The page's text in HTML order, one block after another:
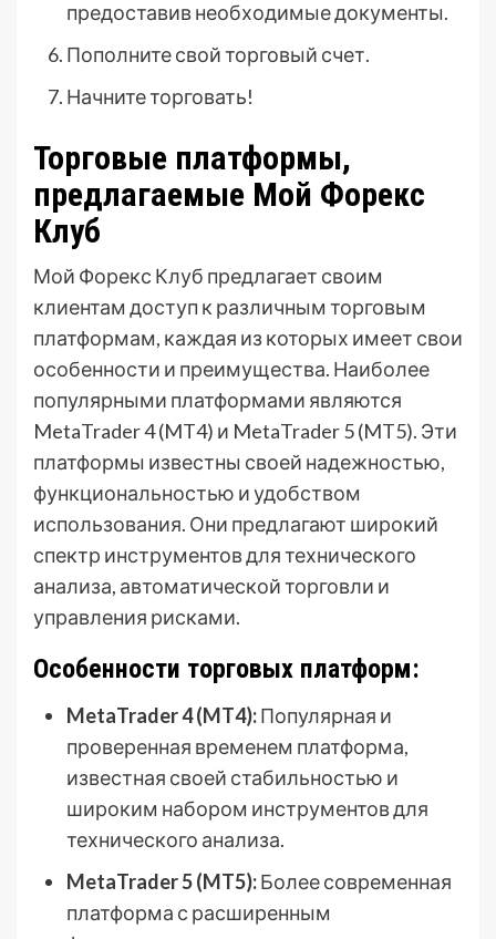
предоставив необходимые документы.
Пополните свой торговый счет.
Начните торговать!
Торговые платформы,
предлагаемые Мой Форекс
Клуб
Мой Форекс Клуб предлагает своим
клиентам доступ к различным торговым
платформам, каждая из которых имеет свои
особенности и преимущества. Наиболее
популярными платформами являются
MetaTrader 4 (MT4) и MetaTrader 5 (MT5). Эти
платформы известны своей надежностью,
функциональностью и удобством
использования. Они предлагают широкий
спектр инструментов для технического
анализа, автоматической торговли и
управления рисками.
Особенности торговых платформ:
MetaTrader 4 (MT4):Популярная и
проверенная временем платформа,
известная своей стабильностью и
широким набором инструментов для
технического анализа.
MetaTrader 5 (MT5):Более современная
платформа с расширенным